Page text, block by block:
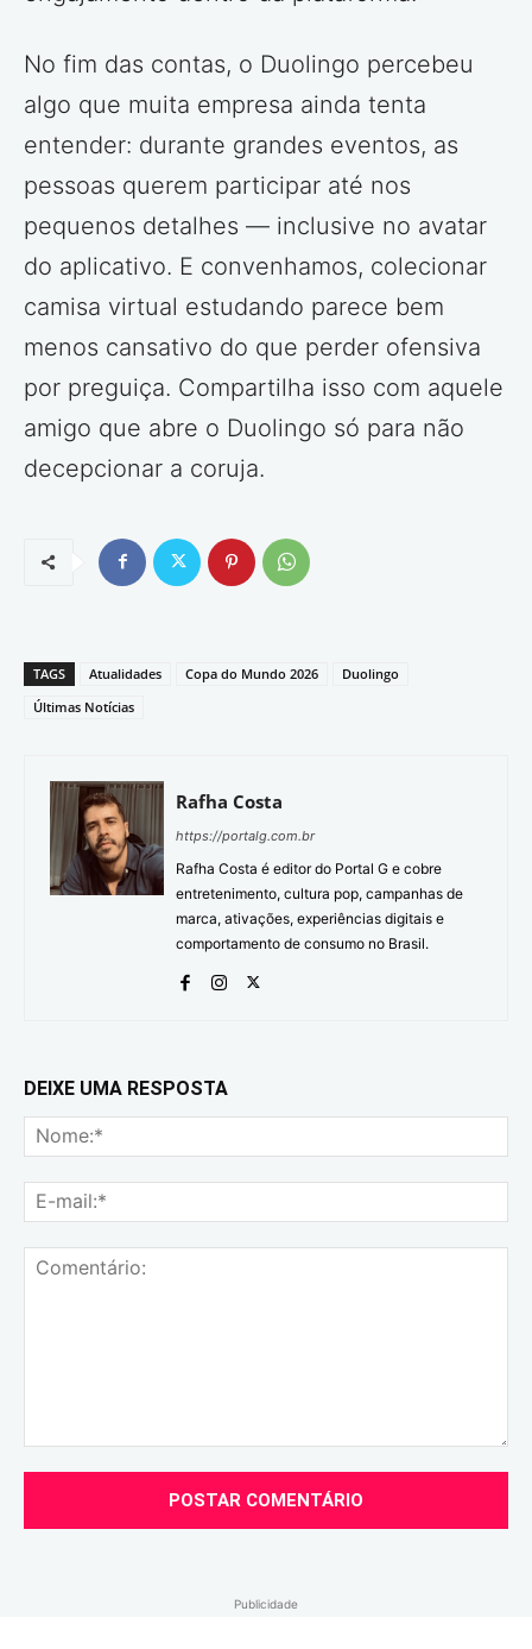
No fim das contas, o Duolingo percebeu
algo que muita empresa ainda tenta
entender: durante grandes eventos, as
pessoas querem participar até nos
pequenos detalhes — inclusive no avatar
do aplicativo. E convenhamos, colecionar
camisa virtual estudando parece bem
menos cansativo do que perder ofensiva
por preguiça. Compartilha isso com aquele
amigo que abre o Duolingo só para não
decepcionar a coruja.
TAGS Atualidades Copa do Mundo 2026
Duolingo
Últimas Notícias
Rafha Costa
https://portalg.com.br
Rafha Costa é editor do Portal G e cobre
entretenimento, cultura pop, campanhas de
marca, ativações, experiências digitais e
comportamento de consumo no Brasil.
DEIXE UMA RESPOSTA
Publicidade